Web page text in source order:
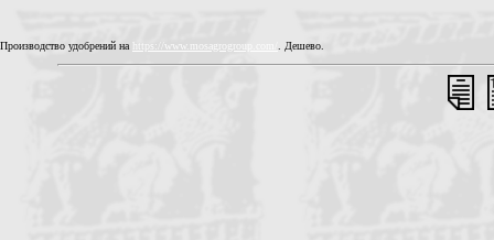
Производство удобрений на https://www.mosagrogroup.com/ . Дешево.